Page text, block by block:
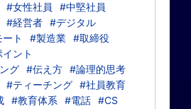
#女性社員
#中堅社員
#経営者 #デジタル
ト #製造業 #取締役
ント
グ #伝え方 #論理的思考
#ティーチング #社員教育
#教育体系 #電話 #CS